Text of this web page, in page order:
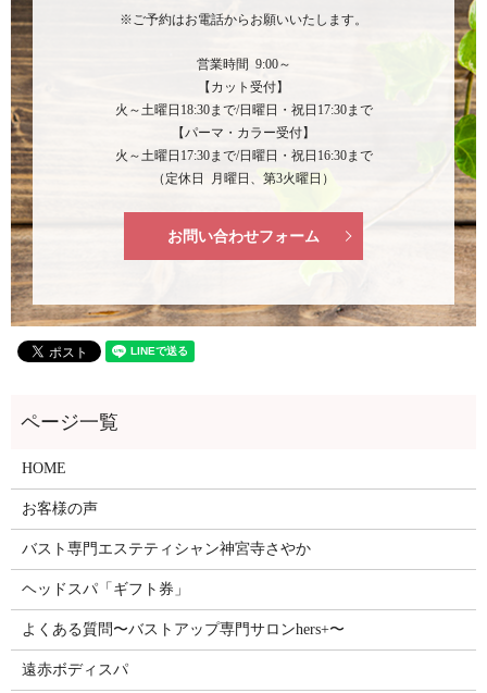
※ご予約はお電話からお願いいたします。
営業時間 9:00～
【カット受付】
火～土曜日18:30まで/日曜日・祝日17:30まで
【パーマ・カラー受付】
火～土曜日17:30まで/日曜日・祝日16:30まで
（定休日 月曜日、第3火曜日）
お問い合わせフォーム
HOME
お客様の声
バスト専門エステティシャン神宮寺さやか
ヘッドスパ「ギフト券」
よくある質問〜バストアップ専門サロンhers+〜
遠赤ボディスパ